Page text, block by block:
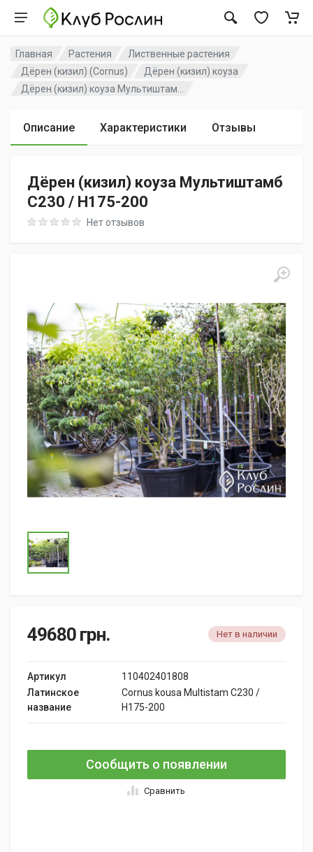
Главная Растения
Лиственные растения
Дёрен (кизил) (Cornus)
Дёрен (кизил) коуза
Дёрен (кизил) коуза Мультиштам...
Описание Характеристики Отзывы
Дёрен (кизил) коуза Мультиштамб
C230 / H175-200
Rating: 0 out of 5Нет отзывов
49680 грн. Нет в наличии
Артикул
110402401808
Латинское
название
Cornus kousa Multistam C230 /
H175-200
Сообщить о появлении
Сравнить